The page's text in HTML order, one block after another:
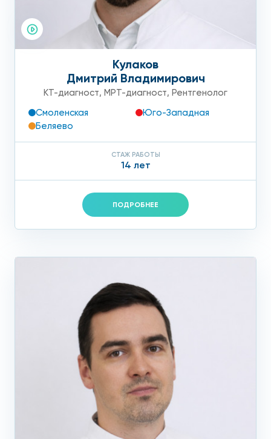
Кулаков
Дмитрий Владимирович
КТ-диагност, МРТ-диагност, Рентгенолог
Смоленская
Юго-Западная
Беляево
СТАЖ РАБОТЫ
14 лет
ПОДРОБНЕЕ